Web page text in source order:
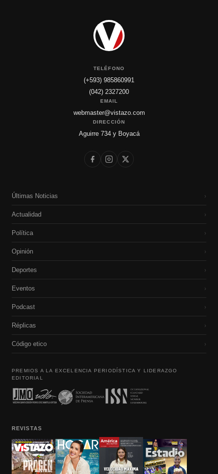
TELÉFONO
(+593) 985860991
(042) 2327200
EMAIL
webmaster@vistazo.com
DIRECCIÓN
Aguirre 734 y Boyacá
Últimas Noticias ›
Actualidad ›
Política ›
Opinión ›
Deportes ›
Eventos ›
Podcast ›
Réplicas ›
Código etico ›
PREMIOS A LA EXCELENCIA PERIODÍSTICA Y LIDERAZGO
EDITORIAL
REVISTAS